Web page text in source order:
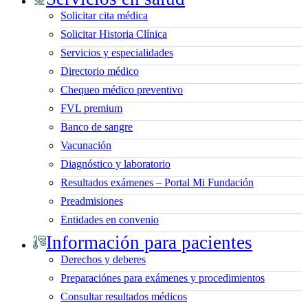
Solicitar cita médica
Solicitar Historia Clínica
Servicios y especialidades
Directorio médico
Chequeo médico preventivo
FVL premium
Banco de sangre
Vacunación
Diagnóstico y laboratorio
Resultados exámenes – Portal Mi Fundación
Preadmisiones
Entidades en convenio
Información para pacientes
Derechos y deberes
Preparaciónes para exámenes y procedimientos
Consultar resultados médicos